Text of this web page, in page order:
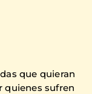
que quieran
quienes sufren